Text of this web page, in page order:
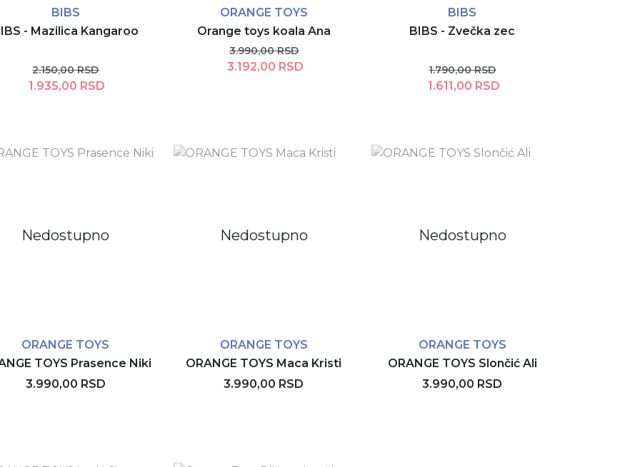
BIBS
- Mazilica Kangaroo
2.150,00 RSD
1.935,00 RSD
ORANGE TOYS
Orange toys koala Ana
3.990,00 RSD
3.192,00 RSD
BIBS
BIBS - Zvečka zec
1.790,00 RSD
1.611,00 RSD
Nedostupno
ORANGE TOYS
TOYS Prasence Niki
3.990,00 RSD
Nedostupno
ORANGE TOYS
ORANGE TOYS Maca Kristi
3.990,00 RSD
Nedostupno
ORANGE TOYS
ORANGE TOYS Slončić Ali
3.990,00 RSD